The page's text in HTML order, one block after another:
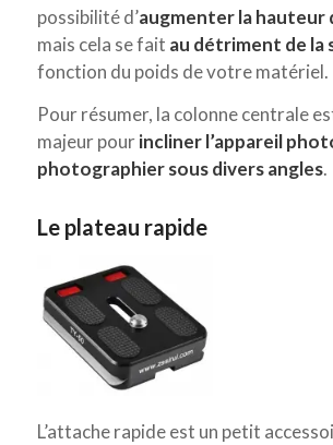
possibilité d’augmenter la hauteur
mais cela se fait au détriment de la
fonction du poids de votre matériel.
Pour résumer, la colonne centrale
majeur pourincliner l’appareil
photographier sous divers angles.
Le plateau rapide
L’attache rapide est un petit